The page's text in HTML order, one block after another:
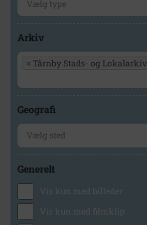
Arkiv
× Tårnby Stads- og Lokalarkiv
Geografi
Generelt
Vis kun med billeder
Vis kun med filmklip